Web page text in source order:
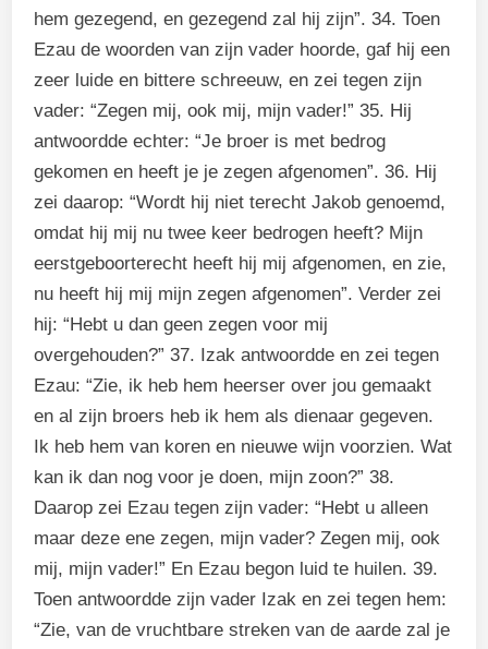
hem gezegend, en gezegend zal hij zijn”. 34. Toen
Ezau de woorden van zijn vader hoorde, gaf hij een
zeer luide en bittere schreeuw, en zei tegen zijn
vader: “Zegen mij, ook mij, mijn vader!” 35. Hij
antwoordde echter: “Je broer is met bedrog
gekomen en heeft je je zegen afgenomen”. 36. Hij
zei daarop: “Wordt hij niet terecht Jakob genoemd,
omdat hij mij nu twee keer bedrogen heeft? Mijn
eerstgeboorterecht heeft hij mij afgenomen, en zie,
nu heeft hij mij mijn zegen afgenomen”. Verder zei
hij: “Hebt u dan geen zegen voor mij
overgehouden?” 37. Izak antwoordde en zei tegen
Ezau: “Zie, ik heb hem heerser over jou gemaakt
en al zijn broers heb ik hem als dienaar gegeven.
Ik heb hem van koren en nieuwe wijn voorzien. Wat
kan ik dan nog voor je doen, mijn zoon?” 38.
Daarop zei Ezau tegen zijn vader: “Hebt u alleen
maar deze ene zegen, mijn vader? Zegen mij, ook
mij, mijn vader!” En Ezau begon luid te huilen. 39.
Toen antwoordde zijn vader Izak en zei tegen hem:
“Zie, van de vruchtbare streken van de aarde zal je